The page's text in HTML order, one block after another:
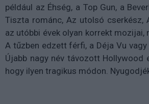
például az Éhség, a Top Gun, a
Tiszta románc, Az utolsó cserkész,
az utóbbi évek olyan korrekt mozijai,
A tűzben edzett férfi, a Déja Vu
Újabb nagy név távozott Hollywood
hogy ilyen tragikus módon.